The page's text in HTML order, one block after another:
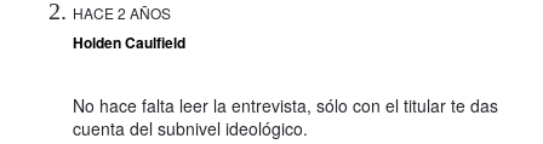
HACE 2 AÑOS
Holden Caulfield
No hace falta leer la entrevista, sólo con el titular te das
cuenta del subnivel ideológico.